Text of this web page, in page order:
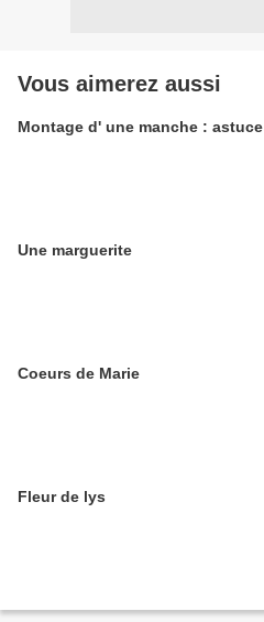
Vous aimerez aussi
Montage d' une manche : astuce
Une marguerite
Coeurs de Marie
Fleur de lys